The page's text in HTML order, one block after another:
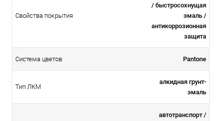
Свойства покрытия
/ быстросохнущая
эмаль /
антикоррозионная
защита
Система цветов Pantone
Тип ЛКМ
алкидная грунт-
эмаль
автотранспорт /